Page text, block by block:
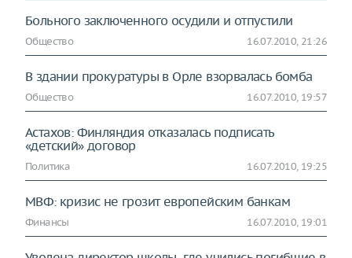
Больного заключенного осудили и отпустили
Общество 16.07.2010, 21:26
В здании прокуратуры в Орле взорвалась бомба
Общество 16.07.2010, 19:57
Астахов: Финляндия отказалась подписать
«детский» договор
Политика 16.07.2010, 19:25
МВФ: кризис не грозит европейским банкам
Финансы 16.07.2010, 19:01